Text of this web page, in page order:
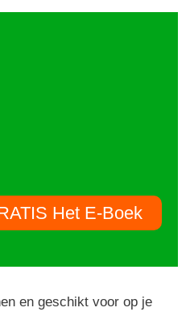
Het E-Boek
en geschikt voor op je